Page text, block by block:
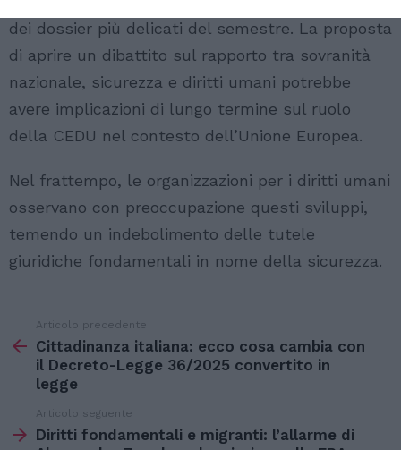
dei dossier più delicati del semestre. La proposta
di aprire un dibattito sul rapporto tra sovranità
nazionale, sicurezza e diritti umani potrebbe
avere implicazioni di lungo termine sul ruolo
della CEDU nel contesto dell’Unione Europea.
Nel frattempo, le organizzazioni per i diritti umani
osservano con preoccupazione questi sviluppi,
temendo un indebolimento delle tutele
giuridiche fondamentali in nome della sicurezza.
di
Articolo precedente
Cittadinanza italiana: ecco cosa cambia con
il Decreto-Legge 36/2025 convertito in
legge
Articolo seguente
Diritti fondamentali e migranti: l’allarme di